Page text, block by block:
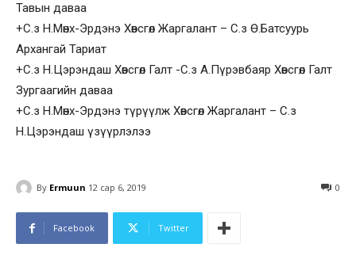
Тавын даваа
+С.з Н.Мөнх-Эрдэнэ Хөвсгөл Жаргалант – С.з Ө.Батсуурь
Архангай Тариат
+С.з Н.Цэрэндаш Хөвсгөл Галт -С.з А.Пүрэвбаяр Хөвсгөл Галт
Зургаагийн даваа
+С.з Н.Мөнх-Эрдэнэ түрүүлж Хөвсгөл Жаргалант – С.з
Н.Цэрэндаш үзүүрлэлээ
By Ermuun 12 сар 6, 2019 0
Facebook Twitter